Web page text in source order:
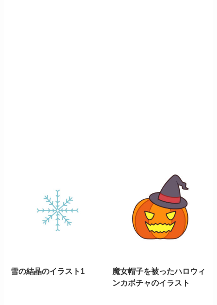
雪の結晶のイラスト1
魔女帽子を被ったハロウィ
ンカボチャのイラスト